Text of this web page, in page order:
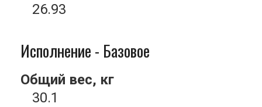
26.93
Исполнение - Базовое
Общий вес, кг
30.1